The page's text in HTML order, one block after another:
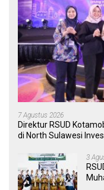
7 Agustus 2026
Direktur RSUD
di North Sulawesi
3